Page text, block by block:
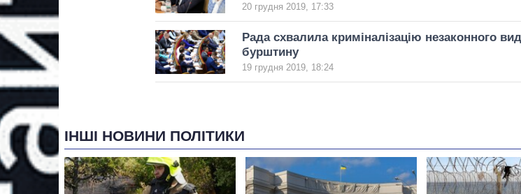
20 грудня 2019, 17:33
Рада схвалила криміналізацію незаконного
бурштину
19 грудня 2019, 18:24
ІНШІ НОВИНИ ПОЛІТИКИ